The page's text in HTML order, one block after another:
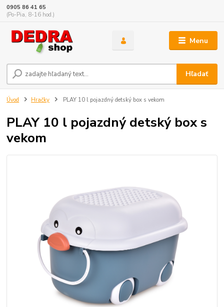
Menu
Hľadať
0905 86 41 65
(Po-Pia, 8-16 hod.)
Úvod Hračky PLAY 10 l pojazdný detský box s vekom
PLAY 10 l pojazdný detský box s
vekom